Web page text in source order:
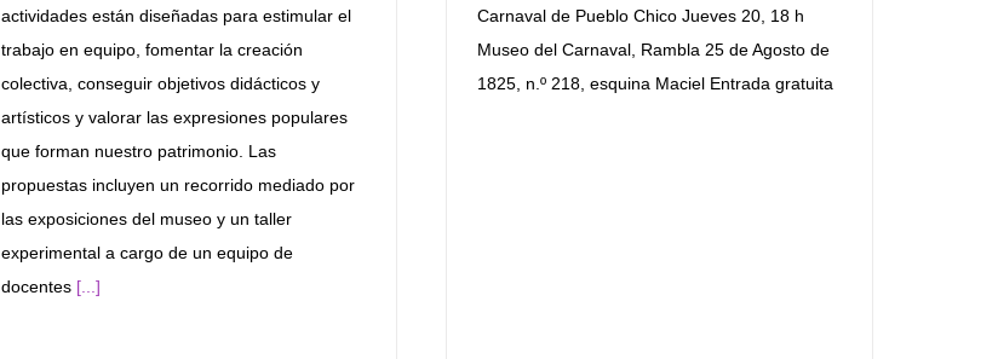
actividades están diseñadas para estimular el
trabajo en equipo, fomentar la creación
colectiva, conseguir objetivos didácticos y
artísticos y valorar las expresiones populares
que forman nuestro patrimonio. Las
propuestas incluyen un recorrido mediado por
las exposiciones del museo y un taller
experimental a cargo de un equipo de
docentes [...]
Carnaval de Pueblo Chico Jueves 20, 18 h
Museo del Carnaval, Rambla 25 de Agosto de
1825, n.º 218, esquina Maciel Entrada gratuita